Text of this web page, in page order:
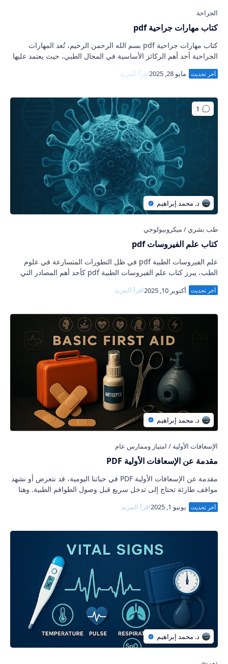
كتاب مهارات جراحية pdf
كتاب مهارات جراحية pdf بسم الله الرحمن الرحيم، تُعد المهارات
الجراحية أحد أهم الركائز الأساسية في المجال الطبي، حيث يعتمد عليها
كتاب علم الفيروسات pdf
علم الفيروسات الطبية pdf في ظل التطورات المتسارعة في علوم
الطب، يبرز كتاب علم الفيروسات الطبية pdf كأحد أهم المصادر التي
تجمع بين المعرفة النظرية …
مقدمة عن الإسعافات الأولية PDF
مقدمة عن الإسعافات الأولية PDF في حياتنا اليومية، قد نتعرض أو نشهد
مواقف طارئة تحتاج إلى تدخل سريع قبل وصول الطواقم الطبية. وهنا